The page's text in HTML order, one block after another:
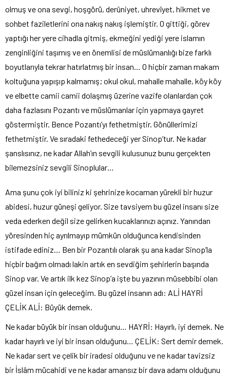
olmuş ve ona sevgi, hoşgörü, derûniyet, uhrevîyet, hikmet ve
sohbet faziletlerini ona nakış nakış işlemiştir. O gittiği, görev
yaptığı her yere cihadla gitmiş, ekmeğini yediği yere islamın
zenginliğini taşımış ve en önemlisi de müslümanlığı bize farklı
boyutlarıyla tekrar hatırlatmış bir insan… O hiçbir zaman makam
koltuğuna yapışıp kalmamış; okul okul, mahalle mahalle, köy köy
ve elbette camii camii dolaşmış üzerine vazife olanlardan çok
daha fazlasını Pozantı ve müslümanlar için yapmaya gayret
göstermiştir. Bence Pozantı’yı fethetmiştir. Gönüllerimizi
fethetmiştir. Ve sıradaki fethedeceği yer Sinop’tur. Ne kadar
şanslısınız, ne kadar Allah’ın sevgili kulusunuz bunu gerçekten
bilemezsiniz sevgili Sinoplular…
Ama şunu çok iyi biliniz ki şehrinize kocaman yürekli bir huzur
abidesi, huzur güneşi geliyor. Size tavsiyem bu güzel insanı size
veda ederken değil size gelirken kucaklarınızı açınız. Yanından
yöresinden hiç ayrılmayıp mümkün olduğunca kendisinden
istifade ediniz… Ben bir Pozantılı olarak şu ana kadar Sinop’la
hiçbir bağım olmadı lakin artık en sevdiğim şehirlerin başında
Sinop var. Ve artık ilk kez Sinop’a işte bu yazının müsebbibi olan
güzel insan için geleceğim. Bu güzel insanın adı: ALİ HAYRİ
ÇELİK ALİ: Büyük demek.
Ne kadar büyük bir insan olduğunu… HAYRİ: Hayırlı, iyi demek. Ne
kadar hayırlı ve iyi bir insan olduğunu… ÇELİK: Sert demir demek.
Ne kadar sert ve çelik bir iradesi olduğunu ve ne kadar tavizsiz
bir İslâm mücahidi ve ne kadar amansız bir dava adamı olduğunu